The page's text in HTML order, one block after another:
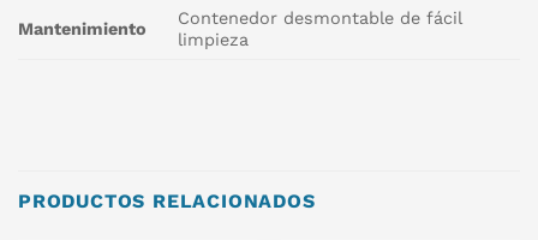
Mantenimiento
Contenedor desmontable de fácil
limpieza
PRODUCTOS RELACIONADOS